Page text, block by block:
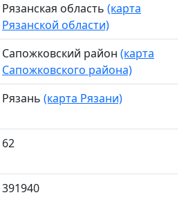
Рязанская область (карта
Рязанской области)
Сапожковский район (карта
Сапожковского района)
Рязань (карта Рязани)
62
391940